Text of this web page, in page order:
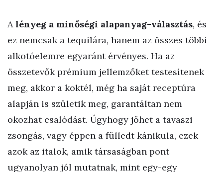
Alényeg a minőségi alapanyag-választás, és
ez nemcsak a tequilára, hanem az összes többi
alkotóelemre egyaránt érvényes. Ha az
összetevők prémium jellemzőket testesítenek
meg, akkor a koktél, még ha saját receptúra
alapján is születik meg, garantáltan nem
okozhat csalódást. Úgyhogy jöhet a tavaszi
zsongás, vagy éppen a fülledt kánikula, ezek
azok az italok, amik társaságban pont
ugyanolyan jól mutatnak, mint egy-egy